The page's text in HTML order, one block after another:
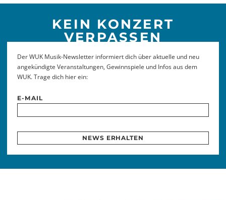
KEIN KONZERT
VERPASSEN
Der WUK Musik-Newsletter informiert dich über aktuelle und neu
angekündigte Veranstaltungen, Gewinnspiele und Infos aus dem
WUK. Trage dich hier ein:
E-MAIL
NEWS ERHALTEN